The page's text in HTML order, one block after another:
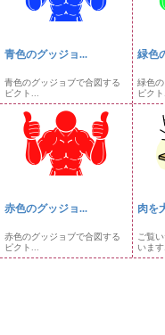
青色のグッジョ...
青色のグッジョブで合図する
ピクト...
緑色
緑色
ピクト
赤色のグッジョ...
赤色のグッジョブで合図する
ピクト...
肉を
ご覧
います